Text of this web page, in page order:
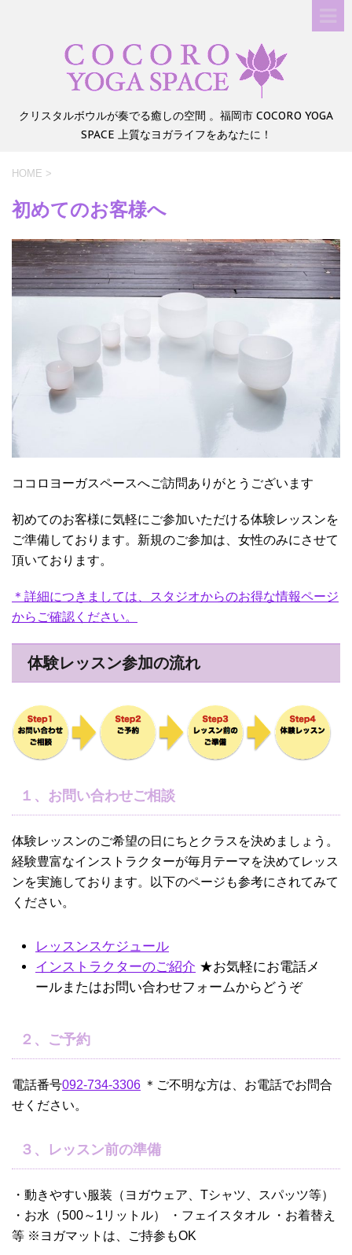
クリスタルボウルが奏でる癒しの空間 。福岡市 COCORO YOGA
SPACE 上質なヨガライフをあなたに！
HOME >
初めてのお客様へ
ココロヨーガスペースへご訪問ありがとうございます
初めてのお客様に気軽にご参加いただける体験レッスンを
ご準備しております。新規のご参加は、女性のみにさせて
頂いております。
＊詳細につきましては、スタジオからのお得な情報ページ
からご確認ください。
体験レッスン参加の流れ
１、お問い合わせご相談
体験レッスンのご希望の日にちとクラスを決めましょう。
経験豊富なインストラクターが毎月テーマを決めてレッス
ンを実施しております。以下のページも参考にされてみて
ください。
レッスンスケジュール
インストラクターのご紹介 ★お気軽にお電話メ
ールまたはお問い合わせフォームからどうぞ
２、ご予約
電話番号092-734-3306 ＊ご不明な方は、お電話でお問合
せください。
３、レッスン前の準備
・動きやすい服装（ヨガウェア、Tシャツ、スパッツ等）
・お水（500～1リットル） ・フェイスタオル ・お着替え
等 ※ヨガマットは、ご持参もOK